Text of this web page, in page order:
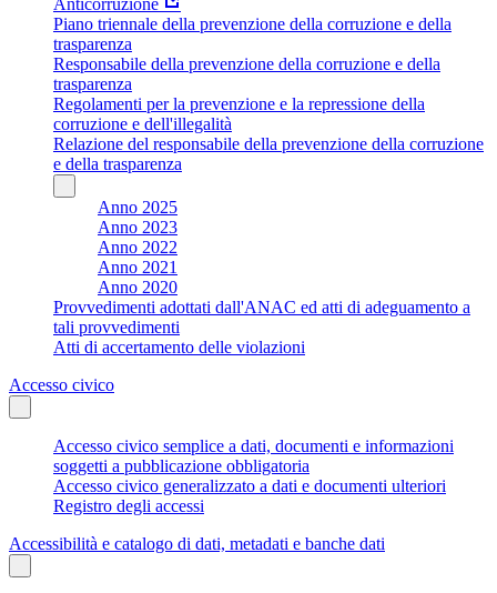
Piano triennale della prevenzione della corruzione e della
trasparenza
Responsabile della prevenzione della corruzione e della
trasparenza
Regolamenti per la prevenzione e la repressione della
corruzione e dell'illegalità
Relazione del responsabile della prevenzione della corruzione
e della trasparenza
Anno 2025
Anno 2023
Anno 2022
Anno 2021
Anno 2020
Provvedimenti adottati dall'ANAC ed atti di adeguamento a
tali provvedimenti
Atti di accertamento delle violazioni
Accesso civico
Accesso civico semplice a dati, documenti e informazioni
soggetti a pubblicazione obbligatoria
Accesso civico generalizzato a dati e documenti ulteriori
Registro degli accessi
Accessibilità e catalogo di dati, metadati e banche dati